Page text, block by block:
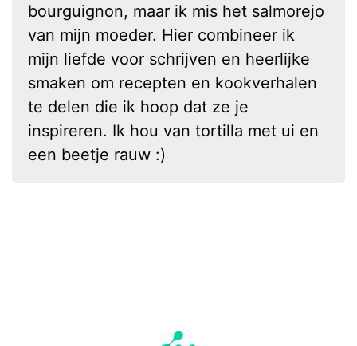
bourguignon, maar ik mis het salmorejo
van mijn moeder. Hier combineer ik
mijn liefde voor schrijven en heerlijke
smaken om recepten en kookverhalen
te delen die ik hoop dat ze je
inspireren. Ik hou van tortilla met ui en
een beetje rauw :)